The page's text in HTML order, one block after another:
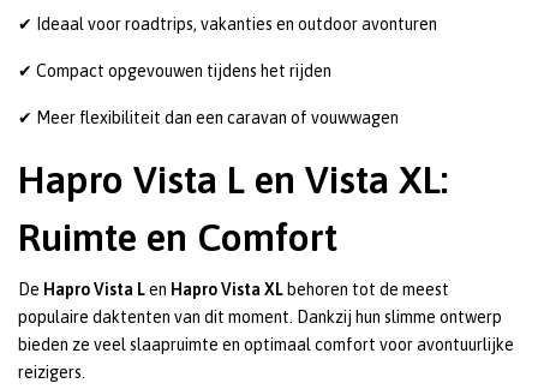
✔ Ideaal voor roadtrips, vakanties en outdoor avonturen
✔ Compact opgevouwen tijdens het rijden
✔ Meer flexibiliteit dan een caravan of vouwwagen
Hapro Vista L en Vista XL:
Ruimte en Comfort
De Hapro Vista Len Hapro Vista XL behoren tot de meest
populaire daktenten van dit moment. Dankzij hun slimme ontwerp
bieden ze veel slaapruimte en optimaal comfort voor avontuurlijke
reizigers.